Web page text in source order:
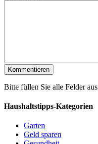
Bitte füllen Sie alle Felder aus
Haushaltstipps-Kategorien
Garten
Geld sparen